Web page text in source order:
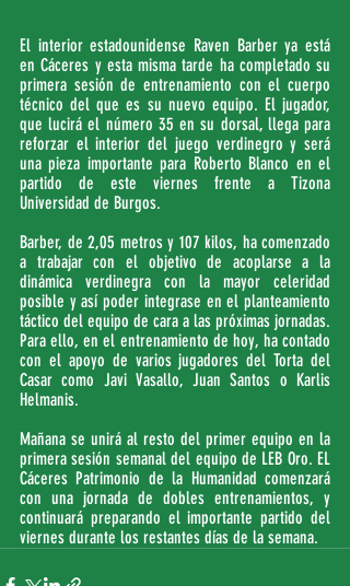
El interior estadounidense Raven Barber ya está
en Cáceres y esta misma tarde ha completado su
primera sesión de entrenamiento con el cuerpo
técnico del que es su nuevo equipo. El jugador,
que lucirá el número 35 en su dorsal, llega para
reforzar el interior del juego verdinegro y será
una pieza importante para Roberto Blanco en el
partido de este viernes frente a Tizona
Universidad de Burgos.
Barber, de 2,05 metros y 107 kilos, ha comenzado
a trabajar con el objetivo de acoplarse a la
dinámica verdinegra con la mayor celeridad
posible y así poder integrase en el planteamiento
táctico del equipo de cara a las próximas jornadas.
Para ello, en el entrenamiento de hoy, ha contado
con el apoyo de varios jugadores del Torta del
Casar como Javi Vasallo, Juan Santos o Karlis
Helmanis.
Mañana se unirá al resto del primer equipo en la
primera sesión semanal del equipo de LEB Oro. EL
Cáceres Patrimonio de la Humanidad comenzará
con una jornada de dobles entrenamientos, y
continuará preparando el importante partido del
viernes durante los restantes días de la semana.